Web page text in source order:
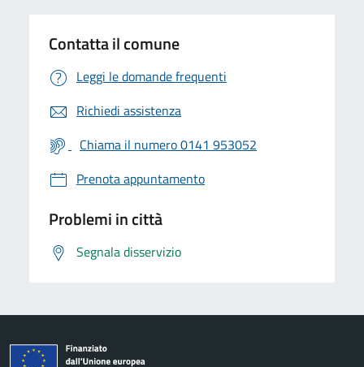
Contatta il comune
Leggi le domande frequenti
Richiedi assistenza
Chiama il numero 0141 953052
Prenota appuntamento
Problemi in città
Segnala disservizio